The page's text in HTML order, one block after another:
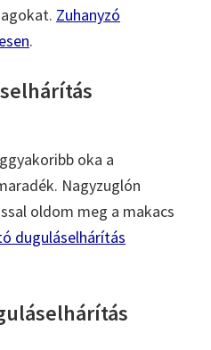
Zuhanyzó
.
oka a
Nagyzuglón
oldom meg a makacs
duguláselhárítás